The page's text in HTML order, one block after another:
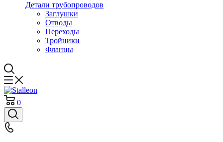
Детали трубопроводов
Заглушки
Отводы
Переходы
Тройники
Фланцы
0